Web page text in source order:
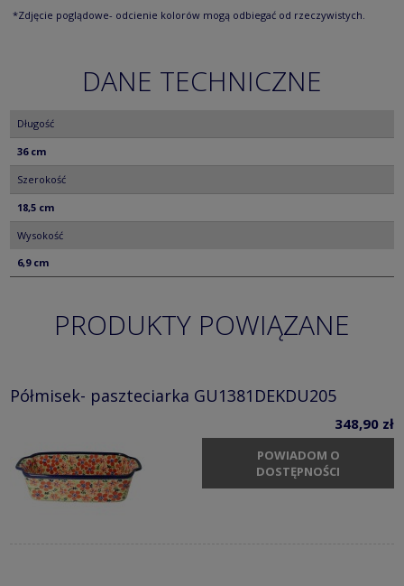
*Zdjęcie poglądowe- odcienie kolorów mogą odbiegać od rzeczywistych.
DANE TECHNICZNE
Długość
36 cm
Szerokość
18,5 cm
Wysokość
6,9 cm
PRODUKTY POWIĄZANE
Półmisek- paszteciarka GU1381DEKDU205
348,90 zł
POWIADOM O
DOSTĘPNOŚCI